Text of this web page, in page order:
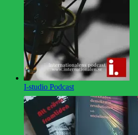
I-studio Podcast